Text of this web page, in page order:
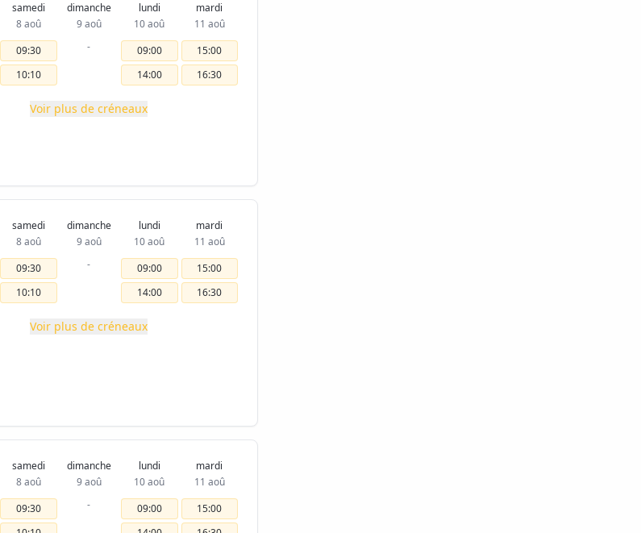
samedi
8 aoû
09:30
10:10
dimanche
9 aoû
-
lundi
10 aoû
09:00
14:00
mardi
11 aoû
15:00
16:30
Voir plus de créneaux
samedi
8 aoû
09:30
10:10
dimanche
9 aoû
-
lundi
10 aoû
09:00
14:00
mardi
11 aoû
15:00
16:30
Voir plus de créneaux
samedi
8 aoû
09:30
dimanche
9 aoû
-
lundi
10 aoû
09:00
mardi
11 aoû
15:00